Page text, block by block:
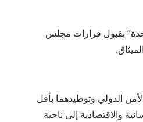
بقبول قرارات مجلس
الدولي وتوطيدهما بأقل
والاقتصادية إلى ناحية